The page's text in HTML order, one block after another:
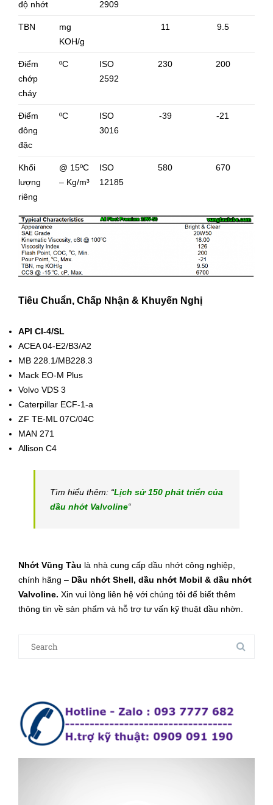
độ nhớt 2909
TBN
mg
KOH/g
11 9.5
Điểm
chớp
cháy
ºC
ISO
2592
230 200
Điểm
đông
đặc
ºC
ISO
3016
-39 -21
Khối
lượng
riêng
@ 15ºC
– Kg/m³
ISO
12185
580 670
Tiêu Chuẩn, Chấp Nhận & Khuyến Nghị
API CI-4/SL
ACEA 04-E2/B3/A2
MB 228.1/MB228.3
Mack EO-M Plus
Volvo VDS 3
Caterpillar ECF-1-a
ZF TE-ML 07C/04C
MAN 271
Allison C4
Tìm hiểu thêm: “Lịch sử 150 phát triển của
dầu nhớt Valvoline“
Nhớt Vũng Tàu là nhà cung cấp dầu nhớt công nghiệp,
chính hãng – Dầu nhớt Shell, dầu nhớt Mobil & dầu nhớt
Valvoline. Xin vui lòng liên hệ với chúng tôi để biết thêm
thông tin về sản phẩm và hỗ trợ tư vấn kỹ thuật dầu nhờn.